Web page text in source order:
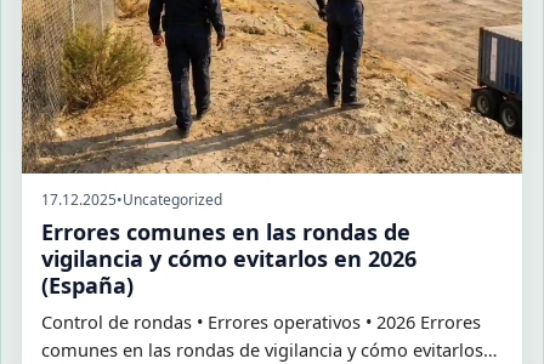
17.12.2025•Uncategorized
Errores comunes en las rondas de
vigilancia y cómo evitarlos en 2026
(España)
Control de rondas • Errores operativos • 2026 Errores
comunes en las rondas de vigilancia y cómo evitarlos…